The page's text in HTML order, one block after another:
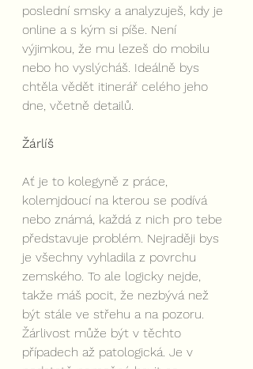
poslední smsky a analyzuješ, kdy je
online a s kým si píše. Není
výjimkou, že mu lezeš do mobilu
nebo ho vyslýcháš. Ideálně bys
chtěla vědět itinerář celého jeho
dne, včetně detailů.
Žárlíš
Ať je to kolegyně z práce,
kolemjdoucí na kterou se podívá
nebo známá, každá z nich pro tebe
představuje problém. Nejraději bys
je všechny vyhladila z povrchu
zemského. To ale logicky nejde,
takže máš pocit, že nezbývá než
být stále ve střehu a na pozoru.
Žárlivost může být v těchto
případech až patologická. Je v